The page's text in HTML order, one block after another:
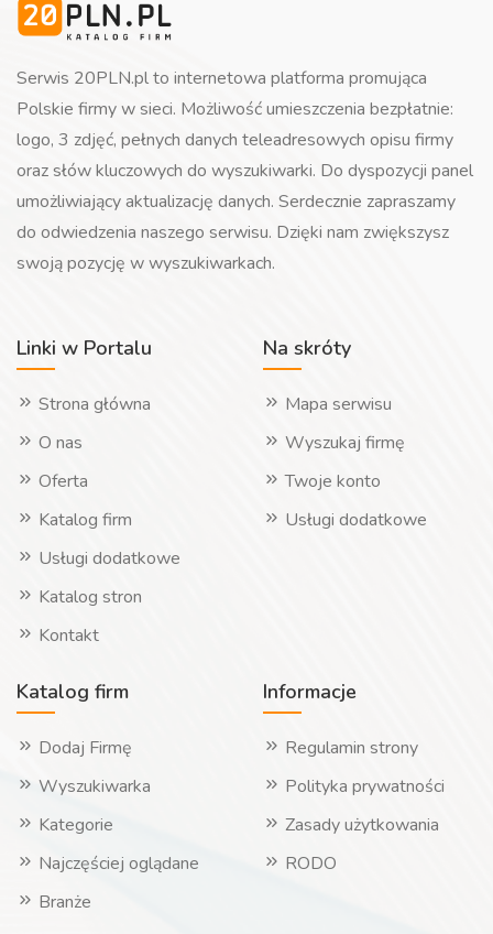
Serwis 20PLN.pl to internetowa platforma promująca
Polskie firmy w sieci. Możliwość umieszczenia bezpłatnie:
logo, 3 zdjęć, pełnych danych teleadresowych opisu firmy
oraz słów kluczowych do wyszukiwarki. Do dyspozycji panel
umożliwiający aktualizację danych. Serdecznie zapraszamy
do odwiedzenia naszego serwisu. Dzięki nam zwiększysz
swoją pozycję w wyszukiwarkach.
Linki w Portalu
Strona główna
O nas
Oferta
Katalog firm
Usługi dodatkowe
Katalog stron
Kontakt
Na skróty
Mapa serwisu
Wyszukaj firmę
Twoje konto
Usługi dodatkowe
Katalog firm
Dodaj Firmę
Wyszukiwarka
Kategorie
Najczęściej oglądane
Branże
Informacje
Regulamin strony
Polityka prywatności
Zasady użytkowania
RODO